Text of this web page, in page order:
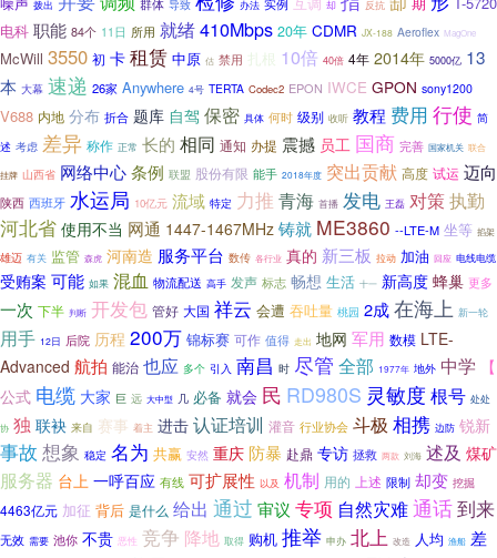
拨出 导致 办法 实例 却 反抗
电科 职能 84个 11日 所用 就绪410Mbps 20年 CDMR JX-188 Aeroflex MagOne
McWill 3550 初 卡租赁 中原 估 禁用 扎根 10倍 40倍 4年 2014年 5000亿 13
本 大幕 速递 26家 Anywhere 4号 TERTA Codec2 EPON IWCE GPON sony1200
V688 内地 分布 折合 题库 自驾 保密 具体 何时 级别 收听 教程 费用 行使 简
述 考虑 差异 称作 正常 长的 相同 通知 办提 震撼 员工 国商 完善 国家机关 联合
挂牌 山西省 网络中心条例 联盟 股份有限 能手 2018年度 突出贡献 高度 试运 迈向
陕西 西班牙 水运局 10亿元 流域 特定 力推 青海 首播 发电 王磊 对策执勤
河北省 使用不当 网通 1447-1467MHz 铸就 ME3860 --LTE-M 坐等 掐架
雄迈 有关 监管 森虎 河南造 服务平台 数传 各行业 真的 新三板 拉动 加油 回应 电线电缆
受贿案 可能 如果 混血 物流配送 高手 发声 标志 畅想 生活 十一 新高度 蜂巢 更多
一次 下半 判断 开发包 管好 大国 祥云 会遭 吞吐量 桃园 2成在海上 新一轮
用手 12日 后院 历程 200万 锦标赛 可作 值得 走出 地网 军用 数模 LTE-
Advanced 航拍 能治 也应 多个 引入 南昌 时 尽管 全部 1977年 地外 中学
【
公式 电缆 大家 巨 远 大中型 几 必备 就会 民 RD980S 灵敏度 根号 处处
协 独 联袂 来自 赛事 着主 进击 认证培训 灌音 行业协会 斗极 相携 边防 锐新
事故 想象 稳定 名为 共赢 安然 重庆 防暴 赴鼎 专访 拯救 两款 刘海 述及 煤矿
服务器 台上 一呼百应 有线 可扩展性 以及 机制 用的 上述 限制 却变 挖掘
4463亿元 加征 背后 是什么 给出 通过 审议 专项 自然灾难通话到来
无效 需要 池你 不贵 恶性 竞争 降地 取得 购机 推举 申办 北上 改造 人均 渔船 差